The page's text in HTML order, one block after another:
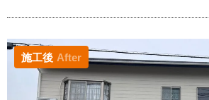
施工後 After